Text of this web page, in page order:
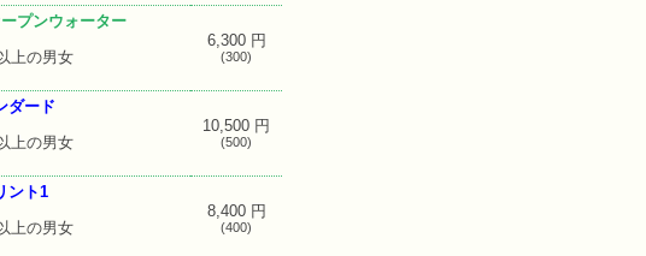
プンウォーター
上の男女
6,300 円
(300)
ダード
上の男女
10,500 円
(500)
ント1
上の男女
8,400 円
(400)